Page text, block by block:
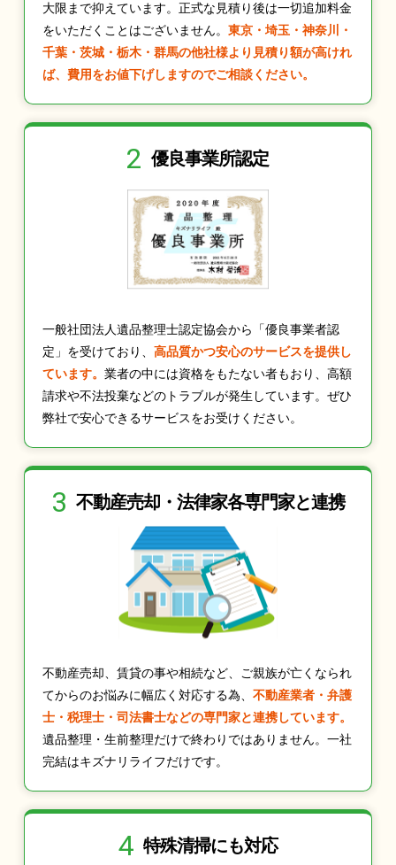
大限まで抑えています。正式な見積り後は一切追加料金
をいただくことはございません。 東京・埼玉・神奈川・
千葉・茨城・栃木・群馬の他社様より見積り額が高けれ
ば、費用をお値下げしますのでご相談ください。
2 優良事業所認定
一般社団法人遺品整理士認定協会から「優良事業者認
定」を受けており、 高品質かつ安心のサービスを提供し
ています。 業者の中には資格をもたない者もおり、高額
請求や不法投棄などのトラブルが発生しています。ぜひ
弊社で安心できるサービスをお受けください。
3 不動産売却・法律家各専門家と連携
不動産売却、賃貸の事や相続など、ご親族が亡くなられ
てからのお悩みに幅広く対応する為、 不動産業者・弁護
士・税理士・司法書士などの専門家と連携しています。
遺品整理・生前整理だけで終わりではありません。一社
完結はキズナリライフだけです。
4 特殊清掃にも対応